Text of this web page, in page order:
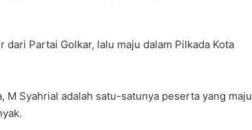
Partai Golkar, lalu maju dalam Pilkada Kota
M Syahrial adalah satu-satunya peserta yang maju